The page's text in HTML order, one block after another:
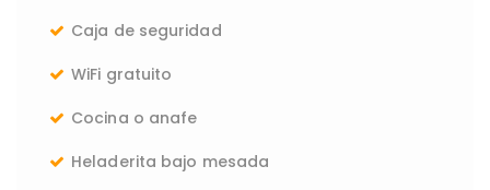
Caja de seguridad
WiFi gratuito
Cocina o anafe
Heladerita bajo mesada